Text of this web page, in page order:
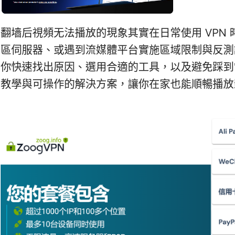
翻墙后視頻无法播放的現象其實在日常使用 VPN
區伺服器、或遇到流媒體平台實施區域限制與反
你快速找出原因、選用合適的工具，以及避免踩
教學與可操作的解決方案，讓你在家也能順暢播放